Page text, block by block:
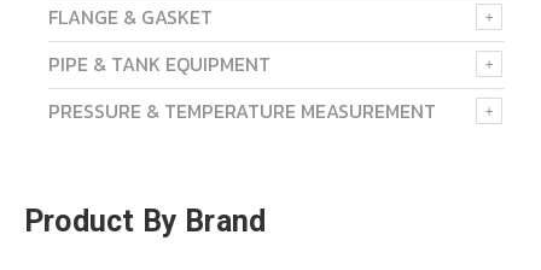
FLANGE & GASKET
PIPE & TANK EQUIPMENT
PRESSURE & TEMPERATURE MEASUREMENT
Product By Brand